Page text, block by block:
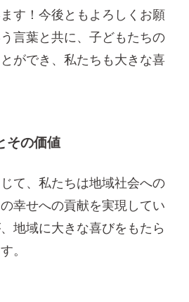
す！今後ともよろしくお願
言葉と共に、子どもたちの
ができ、私たちも大きな喜
その価値
て、私たちは地域社会への
幸せへの貢献を実現してい
地域に大きな喜びをもたら
。